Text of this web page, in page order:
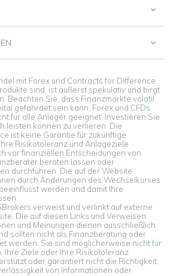
mit Forex und Contracts for Difference
sind, ist äußerst spekulativ und birgt
Beachten Sie, dass Finanzmärkte volatil
gefährdet sein kann. Forex und CFDs
für alle Anleger geeignet. Investieren Sie
leisten können zu verlieren. Die
ist keine Garantie für zukünftige
Risikotoleranz und Anlageziele
vor finanziellen Entscheidungen von
beraten lassen oder
durchführen. Die auf der Website
durch Änderungen des Wechselkurses
werden und damit Ihre
verweist und verlinkt auf externe
Die auf diesen Links und Verweisen
und Meinungen dienen ausschließlich
sollten nicht als Finanzberatung oder
werden. Sie sind möglicherweise nicht für
Ihre Ziele oder Ihre Risikotoleranz
oder garantiert nicht die Richtigkeit,
von Informationen oder